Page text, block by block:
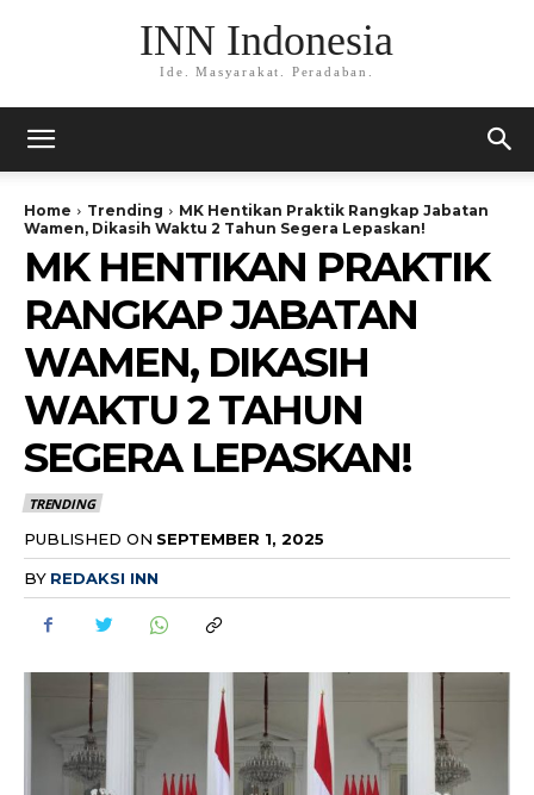
INN Indonesia
Ide. Masyarakat. Peradaban.
Home Trending
MK Hentikan Praktik Rangkap Jabatan
Wamen, Dikasih Waktu 2 Tahun Segera Lepaskan!
MK HENTIKAN PRAKTIK
RANGKAP JABATAN
WAMEN, DIKASIH
WAKTU 2 TAHUN
SEGERA LEPASKAN!
TRENDING
PUBLISHED ON SEPTEMBER 1, 2025
BY REDAKSI INN